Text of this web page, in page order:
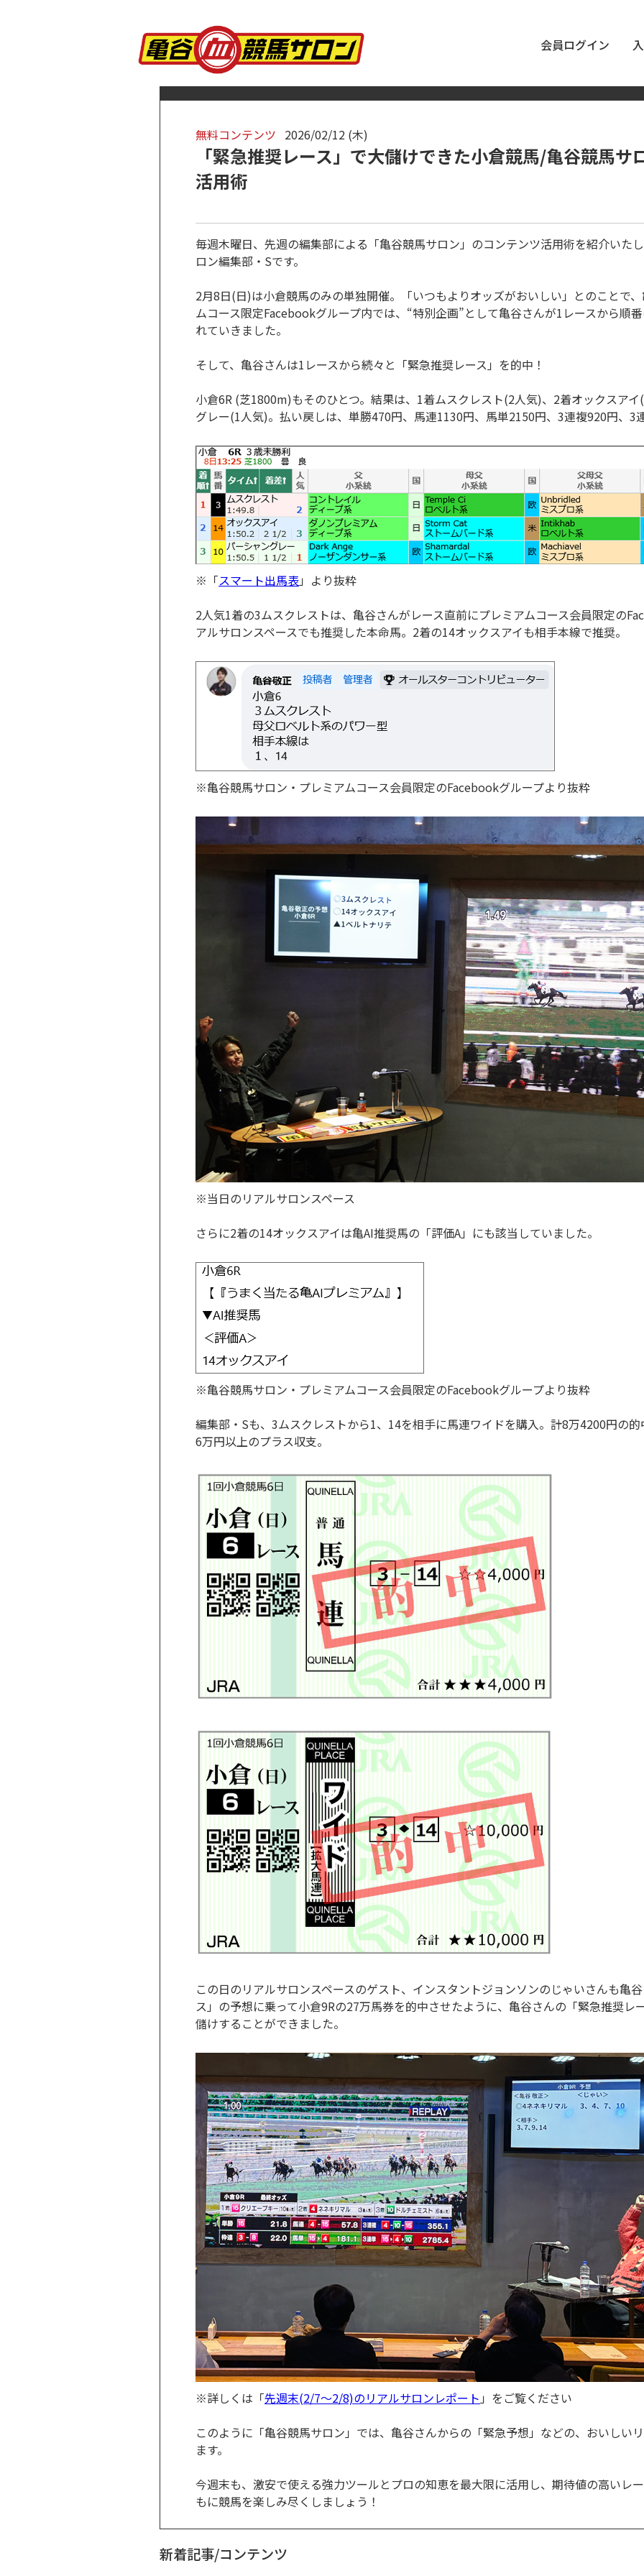
会員ログイン
無料コンテンツ 2026/02/12 (木)
「緊急推奨レース」で大儲けできた小倉競馬/亀谷競馬サ
活用術
毎週木曜日、先週の編集部による「亀谷競馬サロン」のコンテンツ活用術を紹介いた
ロン編集部・Sです。
2月8日(日)は小倉競馬のみの単独開催。「いつもよりオッズがおいしい」とのことで
ムコース限定Facebookグループ内では、“特別企画”として亀谷さんが1レースから順
れていきました。
そして、亀谷さんは1レースから続々と「緊急推奨レース」を的中！
小倉6R (芝1800m)もそのひとつ。結果は、1着ムスクレスト(2人気)、2着オックスア
グレー(1人気)。払い戻しは、単勝470円、馬連1130円、馬単2150円、3連複920円、3
※「スマート出馬表」より抜粋
2人気1着の3ムスクレストは、亀谷さんがレース直前にプレミアムコース会員限定の
アルサロンスペースでも推奨した本命馬。2着の14オックスアイも相手本線で推奨。
※亀谷競馬サロン・プレミアムコース会員限定のFacebookグループより抜粋
※当日のリアルサロンスペース
さらに2着の14オックスアイは亀AI推奨馬の「評価A」にも該当していました。
※亀谷競馬サロン・プレミアムコース会員限定のFacebookグループより抜粋
編集部・Sも、3ムスクレストから1、14を相手に馬連ワイドを購入。計8万4200円の
6万円以上のプラス収支。
この日のリアルサロンスペースのゲスト、インスタントジョンソンのじゃいさんも亀
ス」の予想に乗って小倉9Rの27万馬券を的中させたように、亀谷さんの「緊急推奨レ
儲けすることができました。
※詳しくは「先週末(2/7～2/8)のリアルサロンレポート 」をご覧ください
このように「亀谷競馬サロン」では、亀谷さんからの「緊急予想」などの、おいしい
ます。
今週末も、激安で使える強力ツールとプロの知恵を最大限に活用し、期待値の高いレ
もに競馬を楽しみ尽くしましょう！
新着記事/コンテンツ